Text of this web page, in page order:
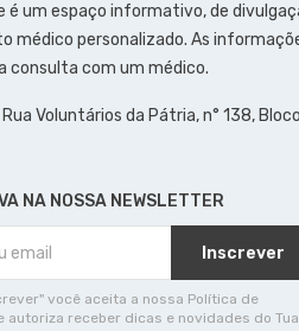
é um espaço informativo, de
médico personalizado. As
consulta com um médico.
Rua Voluntários da Pátria, n° 138,
NA NOSSA NEWSLETTER
Inscrever
você aceita a nossa Política de
autoriza receber dicas e novidades do Tua